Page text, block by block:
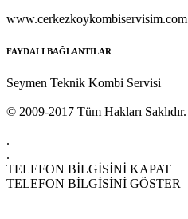
www.cerkezkoykombiservisim.com
FAYDALI BAĞLANTILAR
Seymen Teknik Kombi Servisi
© 2009-2017 Tüm Hakları Saklıdır.
.
.
TELEFON BİLGİSİNİ KAPAT
TELEFON BİLGİSİNİ GÖSTER